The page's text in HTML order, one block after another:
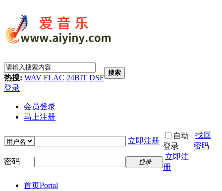
热搜: WAV FLAC 24BIT DSF
搜索
登录
会员登录
马上注册
立即注册
自动
登录
找回
密码
密码
登录
立即注
册
首页Portal